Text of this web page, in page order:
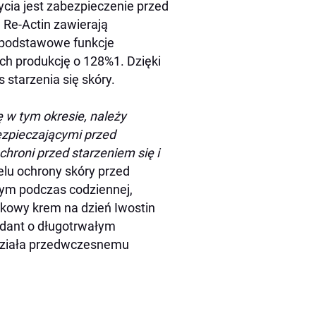
jest zabezpieczenie przed
Actin zawierają
funkcje
produkcję o 128%1. Dzięki
starzenia się skóry.
w tym okresie, należy
przed
przed starzeniem się i
ochrony skóry przed
podczas codziennej,
krem na dzień Iwostin
o długotrwałym
przedwczesnemu